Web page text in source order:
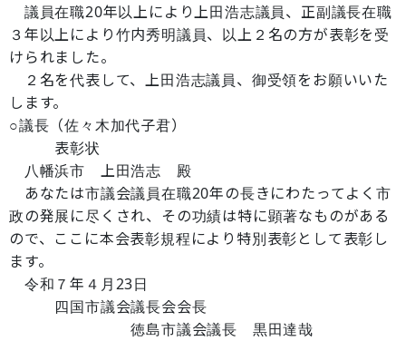
議員在職20年以上により上田浩志議員、正副議長在職
３年以上により竹内秀明議員、以上２名の方が表彰を受
けられました。
２名を代表して、上田浩志議員、御受領をお願いいた
します。
○議長（佐々木加代子君）
表彰状
八幡浜市 上田浩志 殿
あなたは市議会議員在職20年の長きにわたってよく市
政の発展に尽くされ、その功績は特に顕著なものがある
ので、ここに本会表彰規程により特別表彰として表彰し
ます。
令和７年４月23日
四国市議会議長会会長
徳島市議会議長 黒田達哉